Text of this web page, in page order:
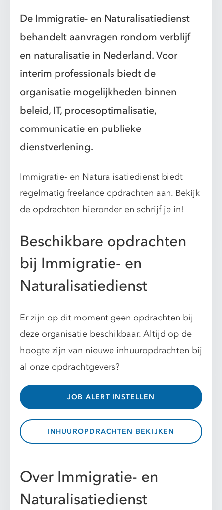
De Immigratie- en Naturalisatiedienst
behandelt aanvragen rondom verblijf
en naturalisatie in Nederland. Voor
interim professionals biedt de
organisatie mogelijkheden binnen
beleid, IT, procesoptimalisatie,
communicatie en publieke
dienstverlening.
Immigratie- en Naturalisatiedienst biedt
regelmatig freelance opdrachten aan. Bekijk
de opdrachten hieronder en schrijf je in!
Beschikbare opdrachten
bij Immigratie- en
Naturalisatiedienst
Er zijn op dit moment geen opdrachten bij
deze organisatie beschikbaar. Altijd op de
hoogte zijn van nieuwe inhuuropdrachten bij
al onze opdrachtgevers?
JOB ALERT INSTELLEN
INHUUROPDRACHTEN BEKIJKEN
Over Immigratie- en
Naturalisatiedienst